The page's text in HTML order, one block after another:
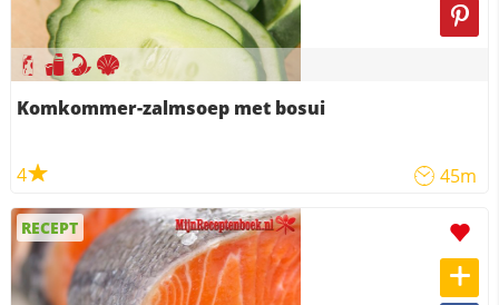
Komkommer-zalmsoep met bosui
4 45m
RECEPT